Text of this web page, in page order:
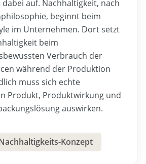
auf. Nachhaltigkeit, nach
beginnt beim
im Unternehmen. Dort setzt
beim
Verbrauch der
während der Produktion
muss sich echte
Produkt, Produktwirkung und
auswirken.
Konzept